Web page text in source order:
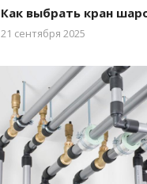
Как выбрать кран
21 сентября 2025